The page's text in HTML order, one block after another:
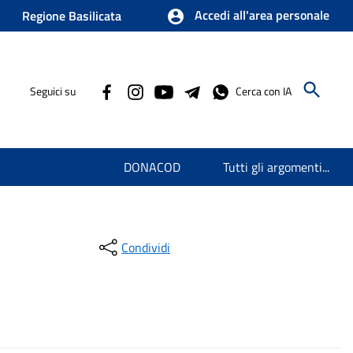
Regione Basilicata Accedi all'area personale
Seguici su Cerca con IA
DONACOD Tutti gli argomenti...
Condividi